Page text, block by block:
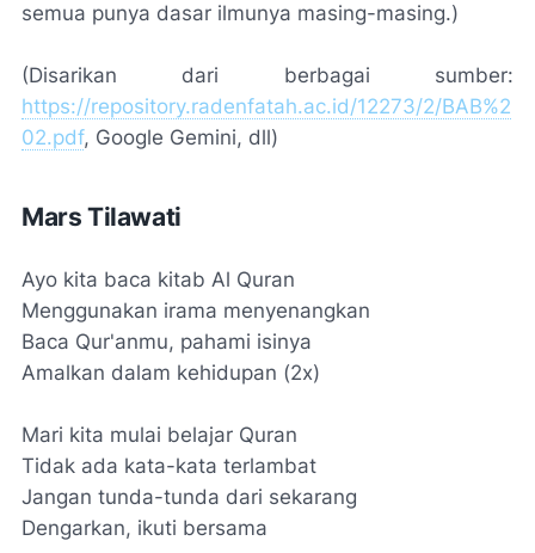
semua punya dasar ilmunya masing-masing.)
(Disarikan dari berbagai sumber:
https://repository.radenfatah.ac.id/12273/2/BAB%2
02.pdf, Google Gemini, dll)
Mars Tilawati
Ayo kita baca kitab Al Quran
Menggunakan irama menyenangkan
Baca Qur'anmu, pahami isinya
Amalkan dalam kehidupan (2x)
Mari kita mulai belajar Quran
Tidak ada kata-kata terlambat
Jangan tunda-tunda dari sekarang
Dengarkan, ikuti bersama